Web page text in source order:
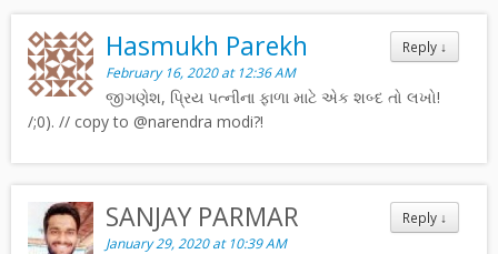
Reply ↓
Hasmukh Parekh
February 16, 2020 at 12:36 AM
જીગણેશ, પ્રિય પત્નીના ફાળા માટે એક શબ્દ તો લખો!
/;0). // copy to @narendra modi?!
Reply ↓
SANJAY PARMAR
January 29, 2020 at 10:39 AM